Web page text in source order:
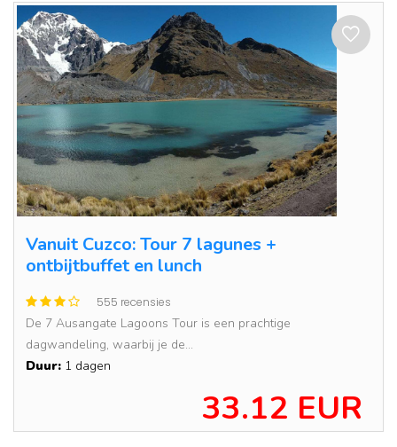
Vanuit Cuzco: Tour 7 lagunes +
ontbijtbuffet en lunch
555 recensies
De 7 Ausangate Lagoons Tour is een prachtige
dagwandeling, waarbij je de...
Duur: 1 dagen
33.12 EUR